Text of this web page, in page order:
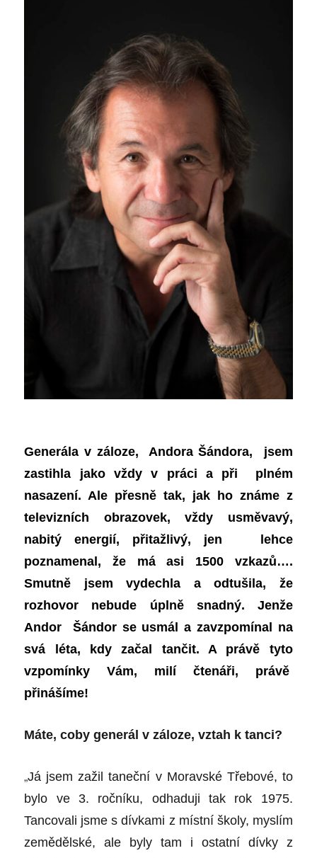
Generála v záloze, Andora Šándora, jsem
zastihla jako vždy v práci a při plném
nasazení. Ale přesně tak, jak ho známe z
televizních obrazovek, vždy usměvavý,
nabitý energií, přitažlivý, jen lehce
poznamenal, že má asi 1500 vzkazů….
Smutně jsem vydechla a odtušila, že
rozhovor nebude úplně snadný. Jenže
Andor Šándor se usmál a zavzpomínal na
svá léta, kdy začal tančit. A právě tyto
vzpomínky Vám, milí čtenáři, právě
přinášíme!
Máte, coby generál v záloze, vztah k tanci?
„Já jsem zažil taneční v Moravské Třebové, to
bylo ve 3. ročníku, odhaduji tak rok 1975.
Tancovali jsme s dívkami z místní školy, myslím
zemědělské, ale byly tam i ostatní dívky z